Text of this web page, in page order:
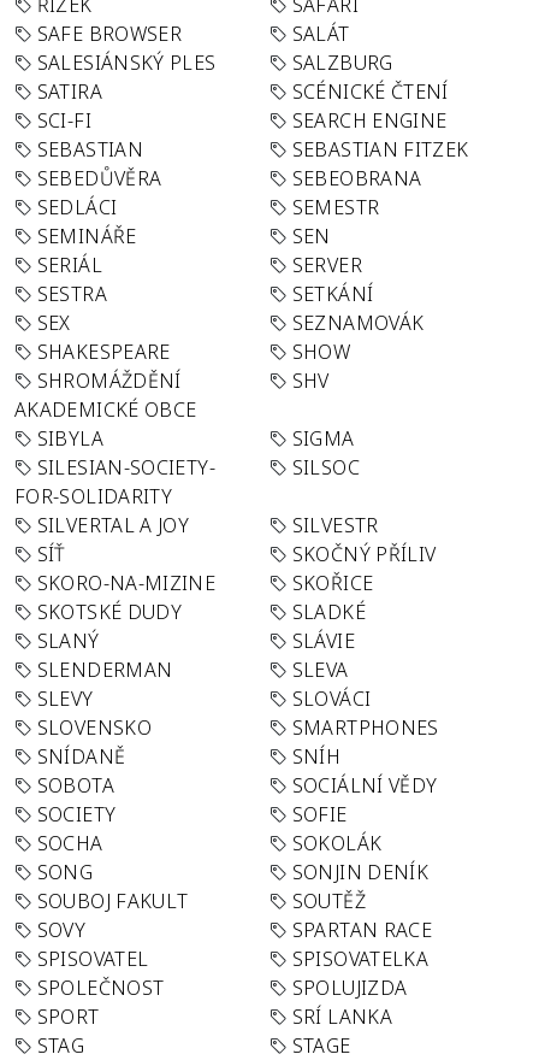
SAFE BROWSER
SALÁT
SALESIÁNSKÝ PLES
SALZBURG
SATIRA
SCÉNICKÉ ČTENÍ
SCI-FI
SEARCH ENGINE
SEBASTIAN
SEBASTIAN FITZEK
SEBEDŮVĚRA
SEBEOBRANA
SEDLÁCI
SEMESTR
SEMINÁŘE
SEN
SERIÁL
SERVER
SESTRA
SETKÁNÍ
SEX
SEZNAMOVÁK
SHAKESPEARE
SHOW
SHROMÁŽDĚNÍ
AKADEMICKÉ OBCE
SHV
SIBYLA
SIGMA
SILESIAN-SOCIETY-
FOR-SOLIDARITY
SILSOC
SILVERTAL A JOY
SILVESTR
SÍŤ
SKOČNÝ PŘÍLIV
SKORO-NA-MIZINE
SKOŘICE
SKOTSKÉ DUDY
SLADKÉ
SLANÝ
SLÁVIE
SLENDERMAN
SLEVA
SLEVY
SLOVÁCI
SLOVENSKO
SMARTPHONES
SNÍDANĚ
SNÍH
SOBOTA
SOCIÁLNÍ VĚDY
SOCIETY
SOFIE
SOCHA
SOKOLÁK
SONG
SONJIN DENÍK
SOUBOJ FAKULT
SOUTĚŽ
SOVY
SPARTAN RACE
SPISOVATEL
SPISOVATELKA
SPOLEČNOST
SPOLUJIZDA
SPORT
SRÍ LANKA
STAG
STAGE